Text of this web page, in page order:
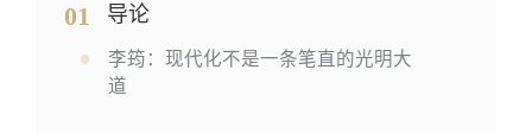
01 导论
李筠：现代化不是一条笔直的光明大
道